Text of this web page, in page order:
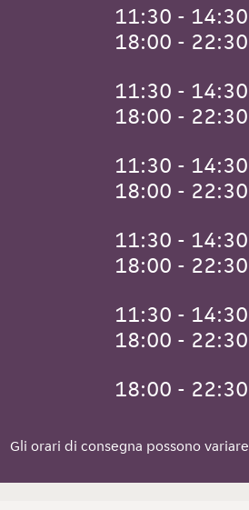
11:30 - 14:30
18:00 - 22:30
11:30 - 14:30
18:00 - 22:30
11:30 - 14:30
18:00 - 22:30
11:30 - 14:30
18:00 - 22:30
11:30 - 14:30
18:00 - 22:30
18:00 - 22:30
Gli orari di consegna possono variare